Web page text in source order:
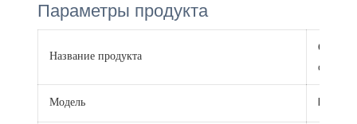
Параметры продукта
Название продукта
Модель PV1-F